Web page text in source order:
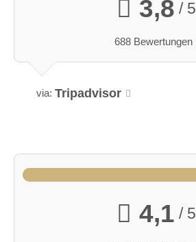
ganztags geöffnet
ganztags geöffnet
ganztags geöffnet
ganztags geöffnet
Terrasse
3,8 / 5
688 Bewertungen
via: Tripadvisor
4,1 / 5